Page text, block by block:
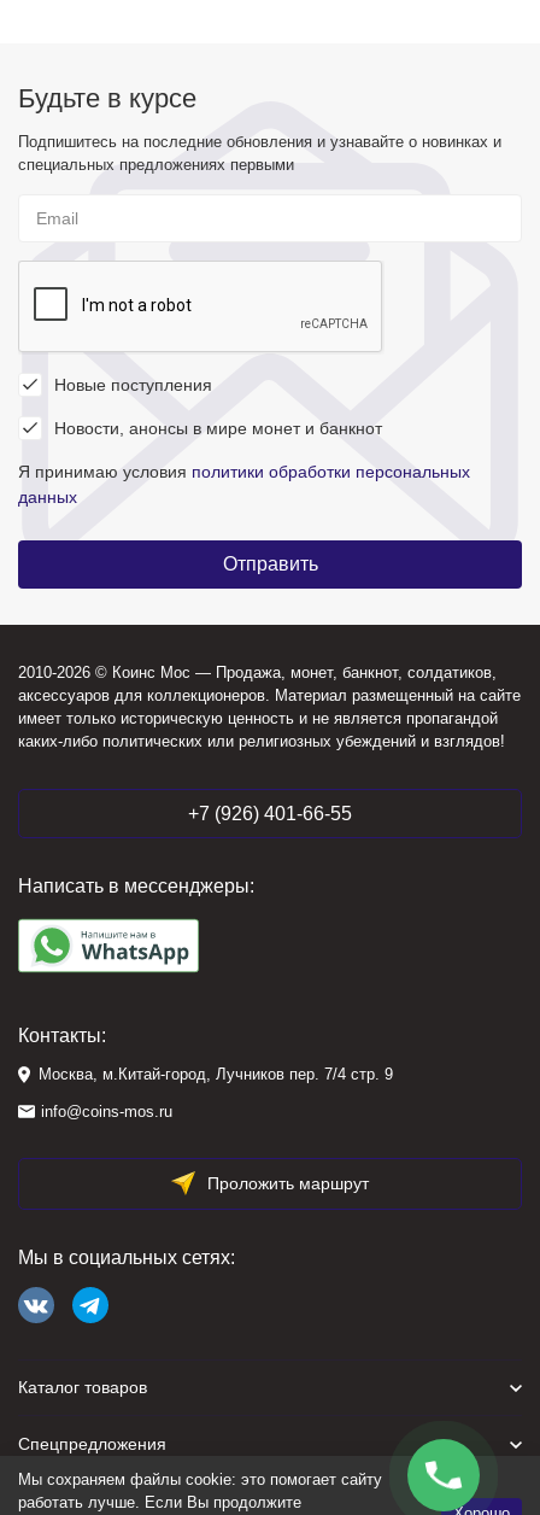
Будьте в курсе
Подпишитесь на последние обновления и узнавайте о новинках и
специальных предложениях первыми
Новые поступления
Новости, анонсы в мире монет и банкнот
Я принимаю условия политики обработки персональных
данных
2010-2026 © Коинс Мос — Продажа, монет, банкнот, солдатиков,
аксессуаров для коллекционеров. Материал размещенный на сайте
имеет только историческую ценность и не является пропагандой
каких-либо политических или религиозных убеждений и взглядов!
+7 (926) 401-66-55
Написать в мессенджеры:
Контакты:
Москва, м.Китай-город, Лучников пер. 7/4 стр. 9
info@coins-mos.ru
Проложить маршрут
Мы в социальных сетях:
Каталог товаров
Спецпредложения
Для покупателя
Мы сохраняем файлы cookie: это помогает сайту
работать лучше. Если Вы продолжите